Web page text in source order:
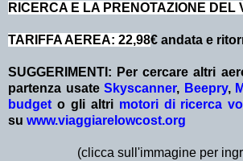
RICERCA E LA PRENOTAZIONE DEL
TARIFFA AEREA: 22,98€ andata e
SUGGERIMENTI: Per cercare altri
partenza usate Skyscanner, Beepry,
budget o gli altri motori di ricerca
su www.viaggiarelowcost.org
(clicca sull'immagine per